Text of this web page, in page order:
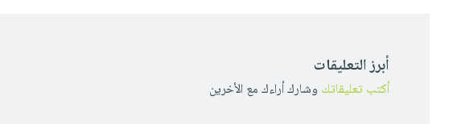
أبرز التعليقات
أكتب تعليقاتك وشارك أراءك مع الأخرين